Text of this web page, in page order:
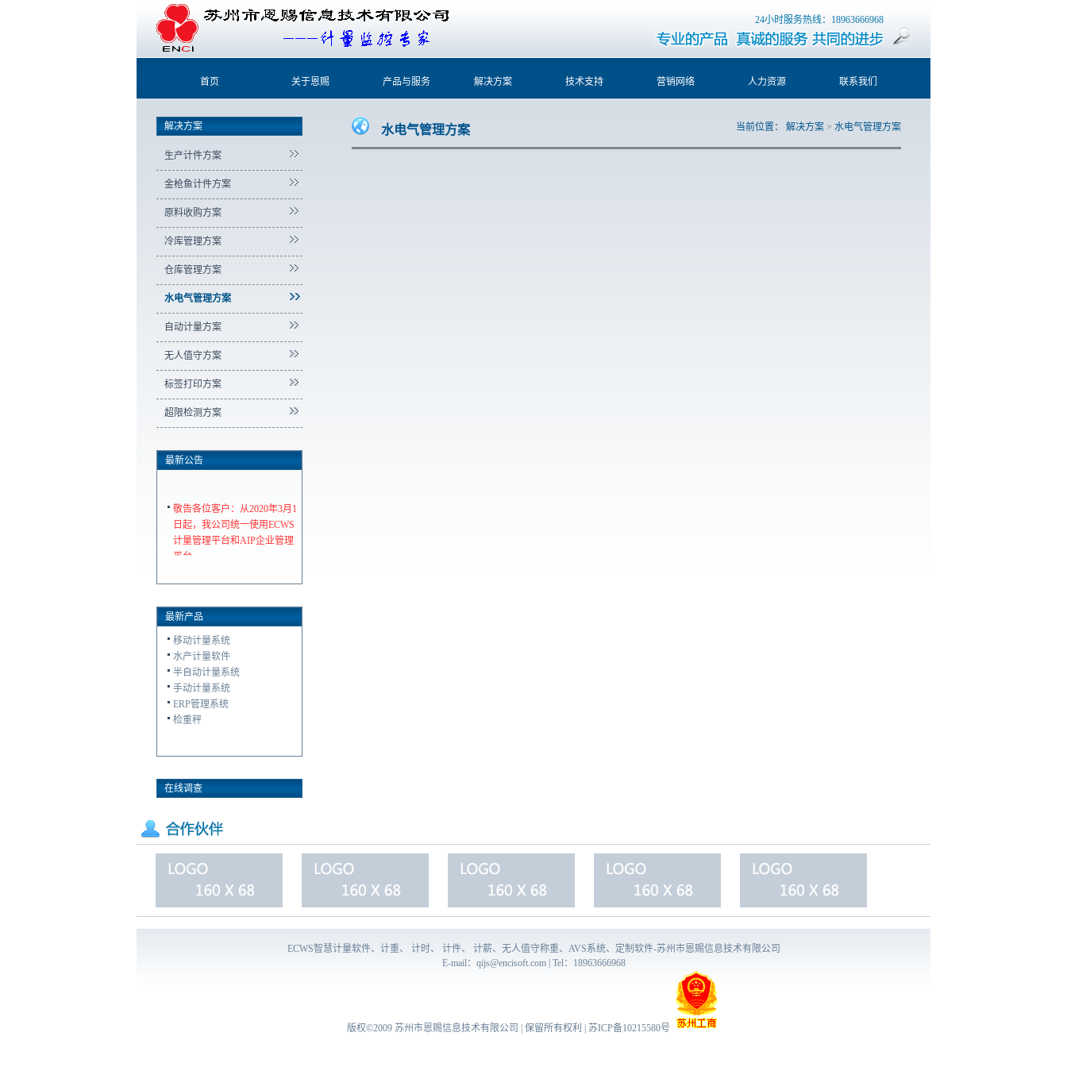
24小时服务热线：18963666968
首页 关于恩赐 产品与服务 解决方案 技术支持 营销网络 人力资源 联系我们
解决方案
生产计件方案
金枪鱼计件方案
原料收购方案
冷库管理方案
仓库管理方案
水电气管理方案
自动计量方案
无人值守方案
标签打印方案
超限检测方案
最新公告
敬告各位客户：从2020年3月1
日起，我公司统一使用ECWS
计量管理平台和AIP企业管理
平台
最新产品
移动计量系统
水产计量软件
半自动计量系统
手动计量系统
ERP管理系统
检重秤
在线调查
水电气管理方案 当前位置： 解决方案 > 水电气管理方案
ECWS智慧计量软件、计重、 计时、 计件、 计薪、无人值守称重、AVS系统、定制软件-苏州市恩赐信息技术有限公司
E-mail： qijs@encisoft.com| Tel：18963666968
版权©2009 苏州市恩赐信息技术有限公司 | 保留所有权利 | 苏ICP备10215580号